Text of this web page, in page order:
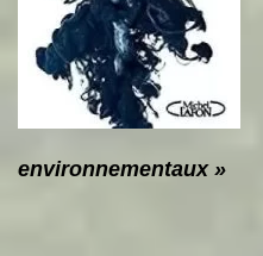
environnementaux »